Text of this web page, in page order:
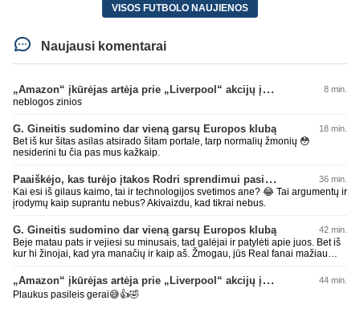
VISOS FUTBOLO NAUJIENOS
Naujausi komentarai
„Amazon“ įkūrėjas artėja prie „Liverpool“ akcijų įsigijimo 8 min.
neblogos zinios
G. Gineitis sudomino dar vieną garsų Europos klubą 18 min.
Bet iš kur šitas asilas atsirado šitam portale, tarp normalių žmonių 😳
nesiderini tu čia pas mus kažkaip.
Paaiškėjo, kas turėjo įtakos Rodri sprendimui pasirinkti Barselonos pusę 36 min.
Kai esi iš gilaus kaimo, tai ir technologijos svetimos ane? 😂 Tai argumentų ir
įrodymų kaip suprantu nebus? Akivaizdu, kad tikrai nebus.
G. Gineitis sudomino dar vieną garsų Europos klubą 42 min.
Beje matau pats ir vejiesi su minusais, tad galėjai ir patylėti apie juos. Bet iš
kur hi žinojai, kad yra manačių ir kaip aš. Žmogau, jūs Real fanai mažiau
džiaugis manusais. Bienas su AI bendrauja kitam užtenka iki pilnos laimės
kelių minusų. Kokie tie Real fanai menki. Gėda už jus pačius.
„Amazon“ įkūrėjas artėja prie „Liverpool“ akcijų įsigijimo 44 min.
Plaukus pasileis gerai😅👍🤣